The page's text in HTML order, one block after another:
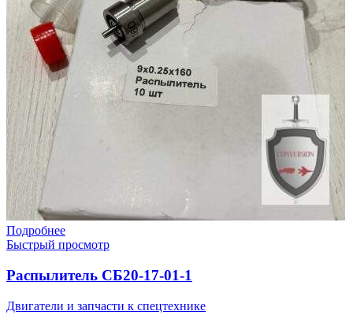
Подробнее
Быстрый просмотр
Распылитель СБ20-17-01-1
Двигатели и запчасти к спецтехнике